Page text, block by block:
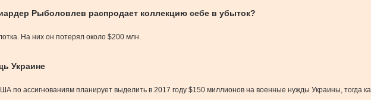
Рыболовлев распродает коллекцию себе в убыток?
На них он потерял около $200 млн.
Украине
по ассигнованиям планирует выделить в 2017 году $150 миллионов на военные нужды Украины, тогда